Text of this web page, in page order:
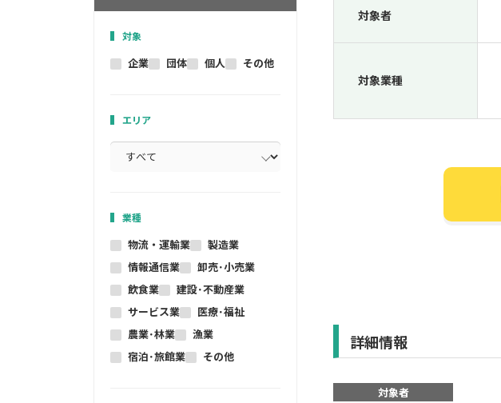
対象
企業 団体 個人 その他
エリア
業種
物流・運輸業
製造業
情報通信業
卸売･小売業
飲食業
建設･不動産業
サービス業
医療･福祉
農業･林業
漁業
宿泊･旅館業
その他
対象者
対象業種
詳細情報
対象者